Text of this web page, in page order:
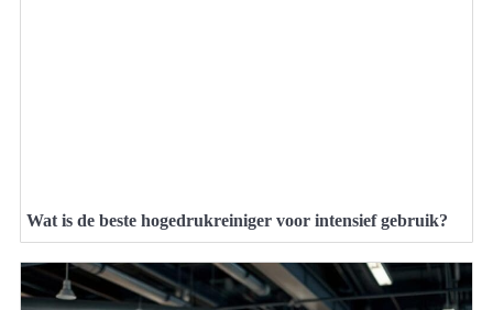
Wat is de beste hogedrukreiniger voor intensief gebruik?